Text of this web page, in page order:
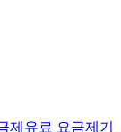
제 유료 요금제 기